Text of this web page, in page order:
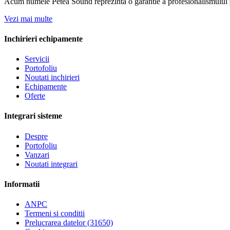
Vezi mai multe
Inchirieri echipamente
Servicii
Portofoliu
Noutati inchirieri
Echipamente
Oferte
Integrari sisteme
Despre
Portofoliu
Vanzari
Noutati integrari
Informatii
ANPC
Termeni si conditii
Prelucrarea datelor (31650)